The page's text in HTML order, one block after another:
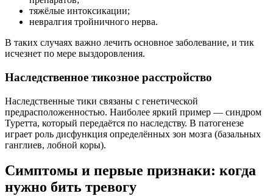
тяжёлые интоксикации;
невралгия тройничного нерва.
В таких случаях важно лечить основное заболевание, и тик
исчезнет по мере выздоровления.
Наследственное тикозное расстройство
Наследственные тики связаны с генетической
предрасположенностью. Наиболее яркий пример — синдром
Туретта, который передаётся по наследству. В патогенезе
играет роль дисфункция определённых зон мозга (базальных
ганглиев, лобной коры).
Симптомы и первые признаки: когда
нужно бить тревогу